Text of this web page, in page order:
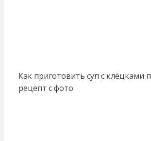
Как приготовить суп с клёцками
рецепт с фото